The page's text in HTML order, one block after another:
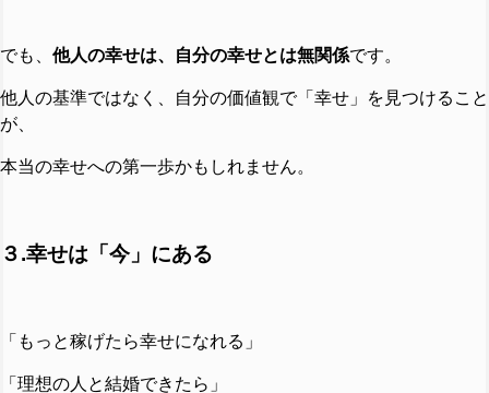
でも、 他人の幸せは、自分の幸せとは無関係です。
他人の基準ではなく、自分の価値観で「幸せ」を見つけること
が、
本当の幸せへの第一歩かもしれません。
３.幸せは「今」にある
「もっと稼げたら幸せになれる」
「理想の人と結婚できたら」